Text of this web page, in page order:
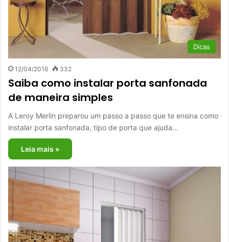
Dicas
12/04/2016 332
Saiba como instalar porta sanfonada
de maneira simples
A Leroy Merlin preparou um passo a passo que te ensina como
instalar porta sanfonada, tipo de porta que ajuda…
Leia mais »